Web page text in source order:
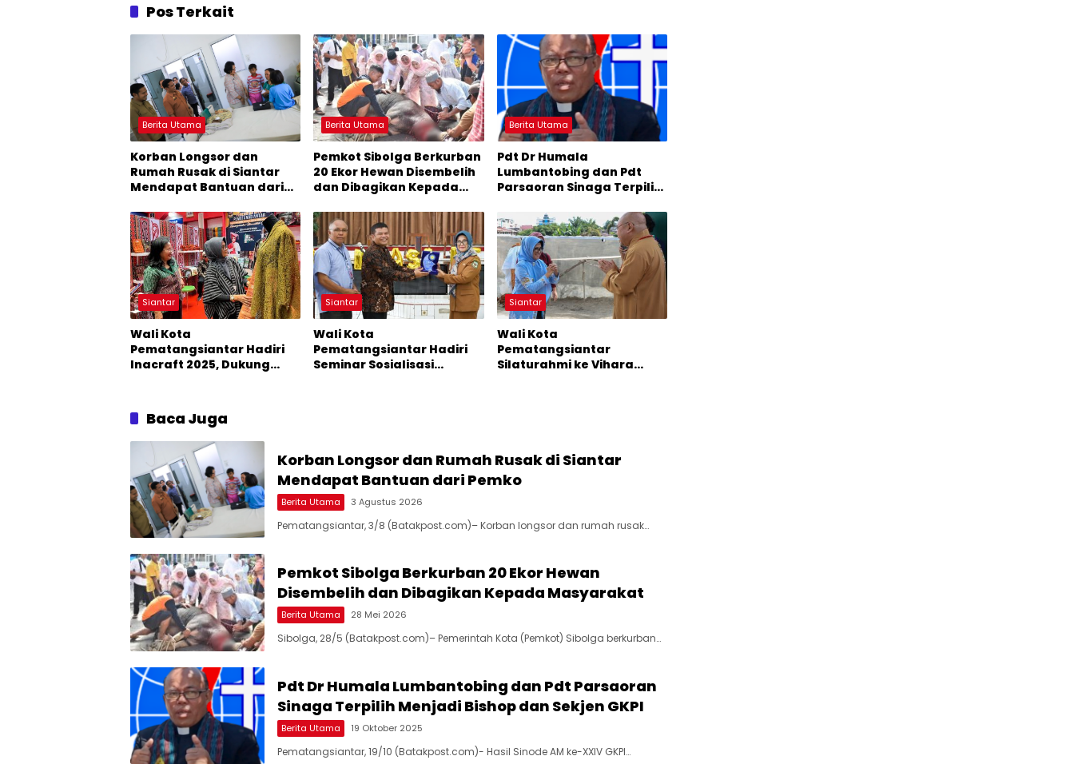
Pos Terkait
Berita Utama
Korban Longsor dan
Rumah Rusak di Siantar
Mendapat Bantuan dari
Berita Utama
Pemkot Sibolga Berkurban
20 Ekor Hewan Disembelih
dan Dibagikan Kepada
Berita Utama
Pdt Dr Humala
Lumbantobing dan Pdt
Parsaoran Sinaga Terpilih
GKPI
Siantar
Wali Kota
Pematangsiantar Hadiri
Inacraft 2025, Dukung
Siantar
Wali Kota
Pematangsiantar Hadiri
Seminar Sosialisasi
Siantar
Wali Kota
Pematangsiantar
Silaturahmi ke Vihara
Baca Juga
Korban Longsor dan Rumah Rusak di Siantar
Mendapat Bantuan dari Pemko
Berita Utama 3 Agustus 2026
Pematangsiantar, 3/8 (Batakpost.com)– Korban longsor dan rumah rusak…
Pemkot Sibolga Berkurban 20 Ekor Hewan
Disembelih dan Dibagikan Kepada Masyarakat
Berita Utama 28 Mei 2026
Sibolga, 28/5 (Batakpost.com)– Pemerintah Kota (Pemkot) Sibolga berkurban…
Pdt Dr Humala Lumbantobing dan Pdt Parsaoran
Sinaga Terpilih Menjadi Bishop dan Sekjen GKPI
Berita Utama 19 Oktober 2025
Pematangsiantar, 19/10 (Batakpost.com)- Hasil Sinode AM ke-XXIV GKPI…